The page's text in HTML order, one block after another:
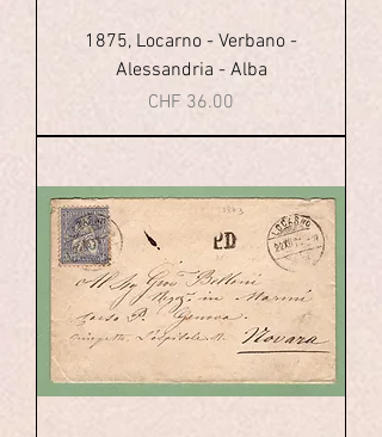
1875, Locarno - Verbano -
Alessandria - Alba
Price
CHF 36.00